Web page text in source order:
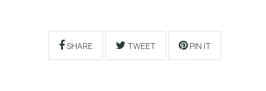
SHARE TWEET PIN IT